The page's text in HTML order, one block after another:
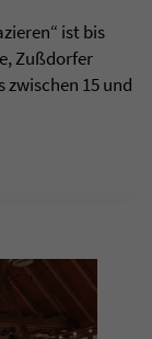
ist bis
Zußdorfer
zwischen 15 und